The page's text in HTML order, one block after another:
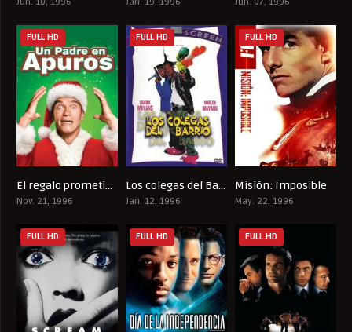
5.7
FULL HD
El regalo prometido
Nov. 21, 1996
6.5
FULL HD
Los colegas del Barrio
Jan. 12, 1996
7.1
FULL HD
Misión: Imposible
May. 22, 1996
FULL HD FULL HD FULL HD